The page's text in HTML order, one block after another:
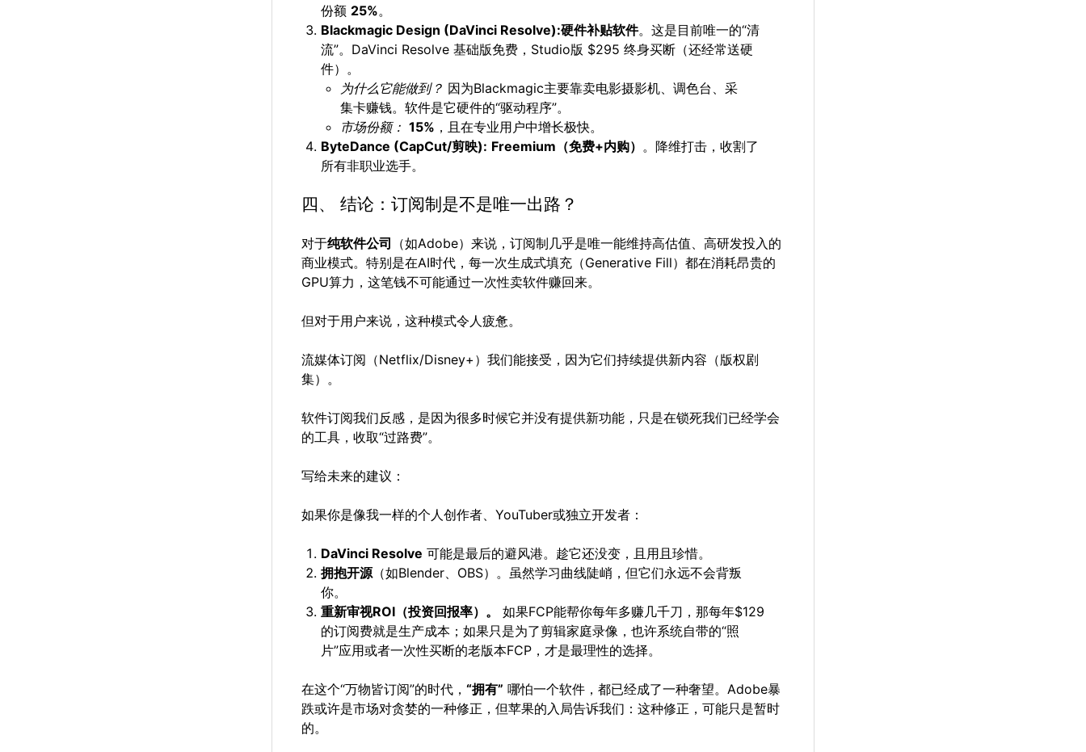
份额 25%。
Blackmagic Design (DaVinci Resolve):硬件补贴软件。这是目前唯一的“清
流”。DaVinci Resolve 基础版免费，Studio版 $295 终身买断（还经常送硬
件）。
为什么它能做到？ 因为Blackmagic主要靠卖电影摄影机、调色台、采
集卡赚钱。软件是它硬件的“驱动程序”。
市场份额： 15% ，且在专业用户中增长极快。
ByteDance (CapCut/剪映): Freemium（免费+内购） 。降维打击，收割了
所有非职业选手。
四、 结论：订阅制是不是唯一出路？
对于纯软件公司
（如Adobe）来说，订阅制几乎是唯一能维持高估值、高研发投入的
商业模式。特别是在AI时代，每一次生成式填充（Generative Fill）都在消耗昂贵的
GPU算力，这笔钱不可能通过一次性卖软件赚回来。
但对于用户来说，这种模式令人疲惫。
流媒体订阅（Netflix/Disney+）我们能接受，因为它们持续提供新内容（版权剧
集）。
软件订阅我们反感，是因为很多时候它并没有提供新功能，只是在锁死我们已经学会
的工具，收取“过路费”。
写给未来的建议：
如果你是像我一样的个人创作者、YouTuber或独立开发者：
DaVinci Resolve 可能是最后的避风港。趁它还没变，且用且珍惜。
拥抱开源（如Blender、OBS）。虽然学习曲线陡峭，但它们永远不会背叛
你。
重新审视ROI（投资回报率）。
如果FCP能帮你每年多赚几千刀，那每年$129
的订阅费就是生产成本；如果只是为了剪辑家庭录像，也许系统自带的“照
片”应用或者一次性买断的老版本FCP，才是最理性的选择。
在这个“万物皆订阅”的时代，“拥有” 哪怕一个软件，都已经成了一种奢望。Adobe暴
跌或许是市场对贪婪的一种修正，但苹果的入局告诉我们：这种修正，可能只是暂时
的。